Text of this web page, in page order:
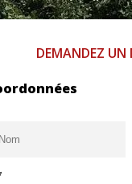
DEMANDEZ UN